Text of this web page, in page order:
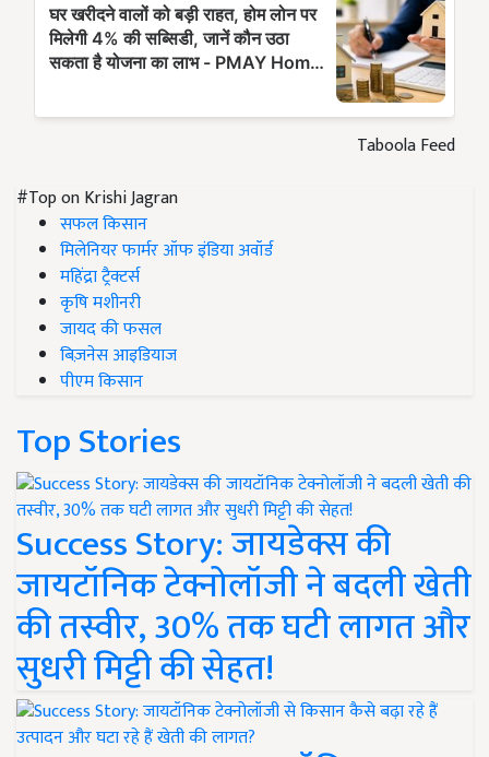
Taboola Feed
#Top on Krishi Jagran
सफल किसान
मिलेनियर फार्मर ऑफ इंडिया अवॉर्ड
महिंद्रा ट्रैक्टर्स
कृषि मशीनरी
जायद की फसल
बिज़नेस आइडियाज
पीएम किसान
Top Stories
Success Story: जायडेक्स की
जायटॉनिक टेक्नोलॉजी ने बदली खेती
की तस्वीर, 30% तक घटी लागत और
सुधरी मिट्टी की सेहत!